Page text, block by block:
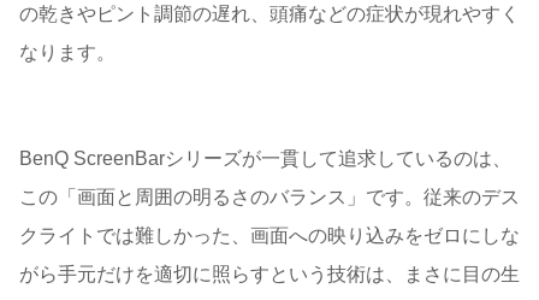
の乾きやピント調節の遅れ、頭痛などの症状が現れやすく
なります。
BenQ ScreenBarシリーズが一貫して追求しているのは、
この「画面と周囲の明るさのバランス」です。従来のデス
クライトでは難しかった、画面への映り込みをゼロにしな
がら手元だけを適切に照らすという技術は、まさに目の生